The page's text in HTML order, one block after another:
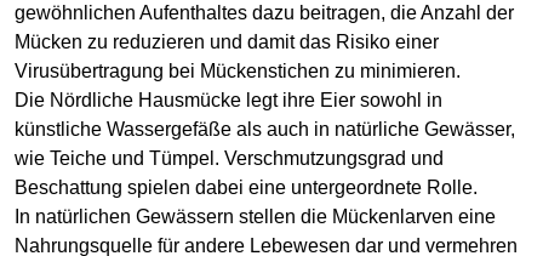
gewöhnlichen Aufenthaltes dazu beitragen, die Anzahl der
Mücken zu reduzieren und damit das Risiko einer
Virusübertragung bei Mückenstichen zu minimieren.
Die Nördliche Hausmücke legt ihre Eier sowohl in
künstliche Wassergefäße als auch in natürliche Gewässer,
wie Teiche und Tümpel. Verschmutzungsgrad und
Beschattung spielen dabei eine untergeordnete Rolle.
In natürlichen Gewässern stellen die Mückenlarven eine
Nahrungsquelle für andere Lebewesen dar und vermehren